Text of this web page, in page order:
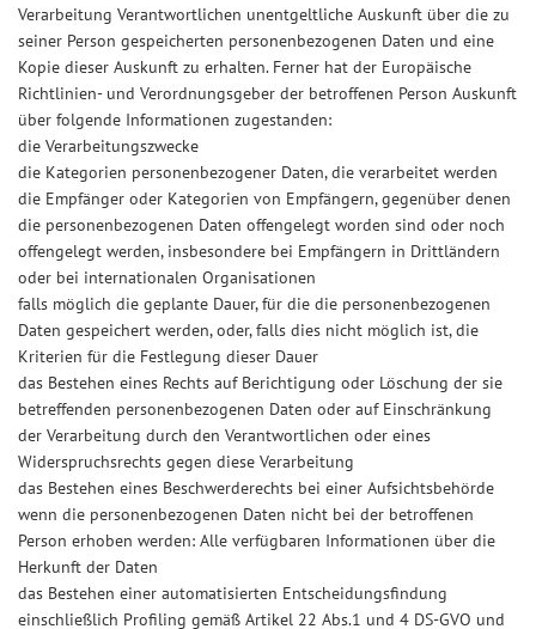
Verarbeitung Verantwortlichen unentgeltliche Auskunft über die zu
seiner Person gespeicherten personenbezogenen Daten und eine
Kopie dieser Auskunft zu erhalten. Ferner hat der Europäische
Richtlinien- und Verordnungsgeber der betroffenen Person Auskunft
über folgende Informationen zugestanden:
die Verarbeitungszwecke
die Kategorien personenbezogener Daten, die verarbeitet werden
die Empfänger oder Kategorien von Empfängern, gegenüber denen
die personenbezogenen Daten offengelegt worden sind oder noch
offengelegt werden, insbesondere bei Empfängern in Drittländern
oder bei internationalen Organisationen
falls möglich die geplante Dauer, für die die personenbezogenen
Daten gespeichert werden, oder, falls dies nicht möglich ist, die
Kriterien für die Festlegung dieser Dauer
das Bestehen eines Rechts auf Berichtigung oder Löschung der sie
betreffenden personenbezogenen Daten oder auf Einschränkung
der Verarbeitung durch den Verantwortlichen oder eines
Widerspruchsrechts gegen diese Verarbeitung
das Bestehen eines Beschwerderechts bei einer Aufsichtsbehörde
wenn die personenbezogenen Daten nicht bei der betroffenen
Person erhoben werden: Alle verfügbaren Informationen über die
Herkunft der Daten
das Bestehen einer automatisierten Entscheidungsfindung
einschließlich Profiling gemäß Artikel 22 Abs.1 und 4 DS-GVO und